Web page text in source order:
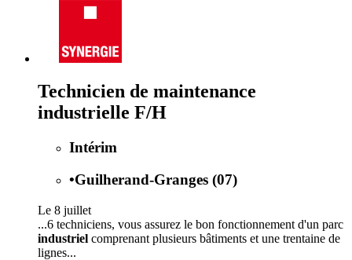
Technicien de maintenance
industrielle F/H
Intérim
•Guilherand-Granges (07)
Le 8 juillet
...6 techniciens, vous assurez le bon fonctionnement d'un parc
industriel comprenant plusieurs bâtiments et une trentaine de
lignes...